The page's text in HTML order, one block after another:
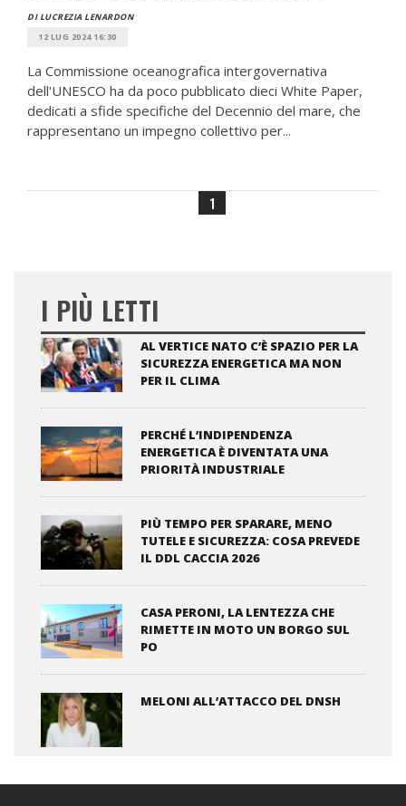
DI LUCREZIA LENARDON
12 LUG 2024 16:30
La Commissione oceanografica intergovernativa
dell'UNESCO ha da poco pubblicato dieci White Paper,
dedicati a sfide specifiche del Decennio del mare, che
rappresentano un impegno collettivo per...
1
I PIÙ LETTI
AL VERTICE NATO C’È SPAZIO PER LA
SICUREZZA ENERGETICA MA NON
PER IL CLIMA
PERCHÉ L’INDIPENDENZA
ENERGETICA È DIVENTATA UNA
PRIORITÀ INDUSTRIALE
PIÙ TEMPO PER SPARARE, MENO
TUTELE E SICUREZZA: COSA PREVEDE
IL DDL CACCIA 2026
CASA PERONI, LA LENTEZZA CHE
RIMETTE IN MOTO UN BORGO SUL
PO
MELONI ALL’ATTACCO DEL DNSH